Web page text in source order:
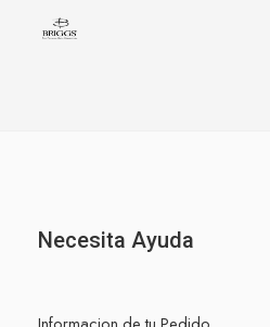
Necesita Ayuda